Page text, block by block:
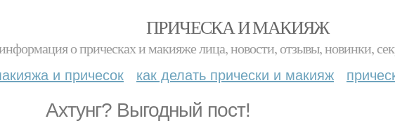
ПРИЧЕСКА И МАКИЯЖ
о прическах и макияже лица, новости, отзывы, новинки,
и причесок как делать прически и макияж
Ахтунг? Выгодный пост!